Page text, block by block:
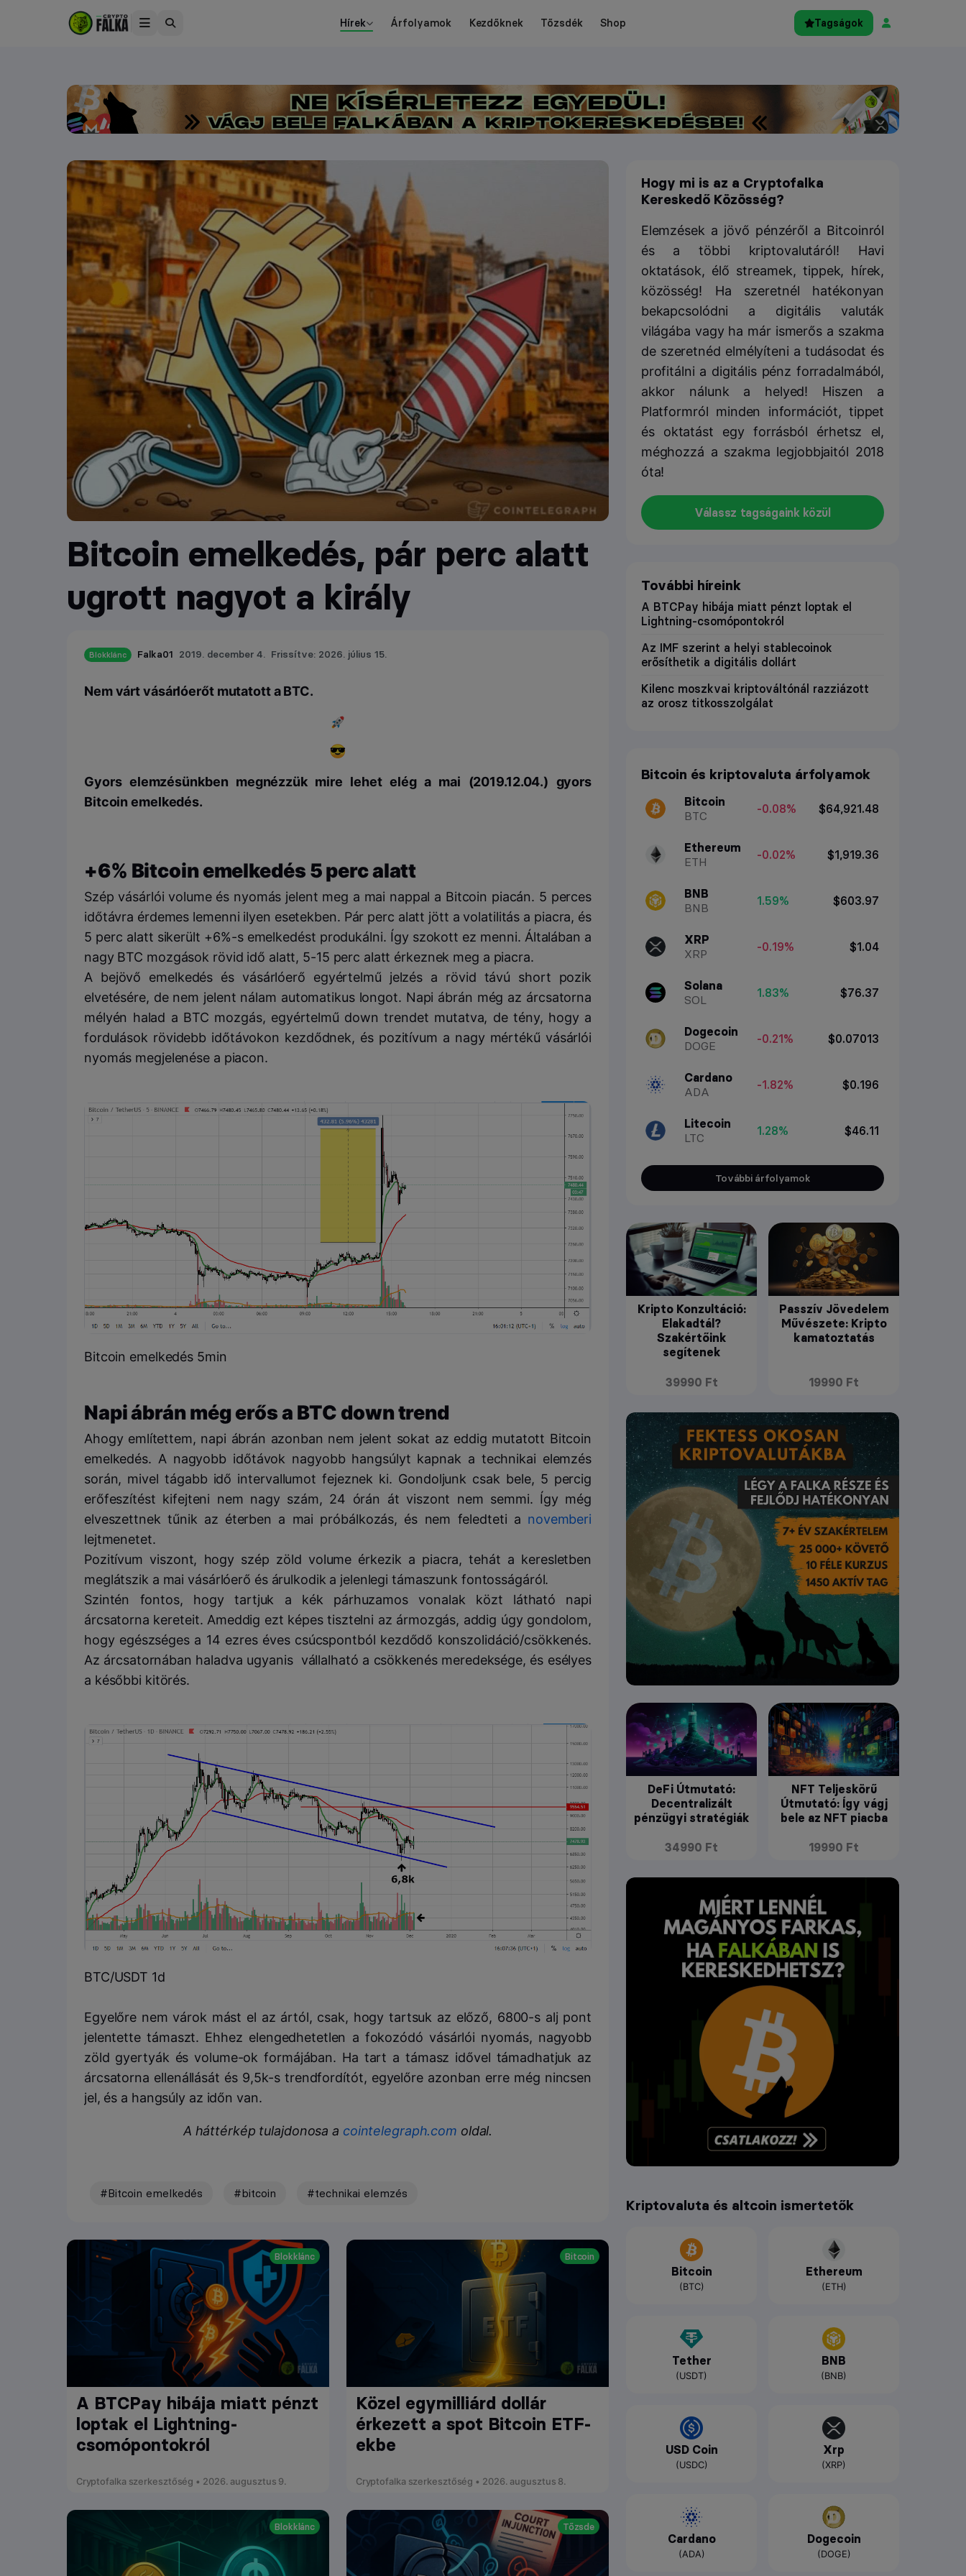
Hírek Árfolyamok Kezdőknek Tőzsdék Shop Tagságok
Bitcoin emelkedés, pár perc alatt
ugrott nagyot a király
Blokklánc Falka01 2019. december 4. Frissítve: 2026. július 15.
Nem várt vásárlóerőt mutatott a BTC.
Gyors elemzésünkben megnézzük mire lehet elég a mai (2019.12.04.) gyors
Bitcoin emelkedés.
+6% Bitcoin emelkedés 5 perc alatt
Szép vásárlói volume és nyomás jelent meg a mai nappal a Bitcoin piacán. 5 perces
időtávra érdemes lemenni ilyen esetekben. Pár perc alatt jött a volatilitás a piacra, és
5 perc alatt sikerült +6%-s emelkedést produkálni. Így szokott ez menni. Általában a
nagy BTC mozgások rövid idő alatt, 5-15 perc alatt érkeznek meg a piacra.
A bejövő emelkedés és vásárlóerő egyértelmű jelzés a rövid távú short pozik
elvetésére, de nem jelent nálam automatikus longot. Napi ábrán még az árcsatorna
mélyén halad a BTC mozgás, egyértelmű down trendet mutatva, de tény, hogy a
fordulások rövidebb időtávokon kezdődnek, és pozitívum a nagy mértékű vásárlói
nyomás megjelenése a piacon.
Bitcoin emelkedés 5min
Napi ábrán még erős a BTC down trend
Ahogy említettem, napi ábrán azonban nem jelent sokat az eddig mutatott Bitcoin
emelkedés. A nagyobb időtávok nagyobb hangsúlyt kapnak a technikai elemzés
során, mivel tágabb idő intervallumot fejeznek ki. Gondoljunk csak bele, 5 percig
erőfeszítést kifejteni nem nagy szám, 24 órán át viszont nem semmi. Így még
elveszettnek tűnik az éterben a mai próbálkozás, és nem feledteti a novemberi
lejtmenetet.
Pozitívum viszont, hogy szép zöld volume érkezik a piacra, tehát a keresletben
meglátszik a mai vásárlóerő és árulkodik a jelenlegi támaszunk fontosságáról.
Szintén fontos, hogy tartjuk a kék párhuzamos vonalak közt látható napi
árcsatorna kereteit. Ameddig ezt képes tisztelni az ármozgás, addig úgy gondolom,
hogy egészséges a 14 ezres éves csúcspontból kezdődő konszolidáció/csökkenés.
Az árcsatornában haladva ugyanis vállalható a csökkenés meredeksége, és esélyes
a későbbi kitörés.
BTC/USDT 1d
Egyelőre nem várok mást el az ártól, csak, hogy tartsuk az előző, 6800-s alj pont
jelentette támaszt. Ehhez elengedhetetlen a fokozódó vásárlói nyomás, nagyobb
zöld gyertyák és volume-ok formájában. Ha tart a támasz idővel támadhatjuk az
árcsatorna ellenállását és 9,5k-s trendfordítót, egyelőre azonban erre még nincsen
jel, és a hangsúly az időn van.
A háttérkép tulajdonosa a cointelegraph.com oldal.
#Bitcoin emelkedés #bitcoin #technikai elemzés
Blokklánc
A BTCPay hibája miatt pénzt
loptak el Lightning-
csomópontokról
Cryptofalka szerkesztőség • 2026. augusztus 9.
Bitcoin
Közel egymilliárd dollár
érkezett a spot Bitcoin ETF-
ekbe
Cryptofalka szerkesztőség • 2026. augusztus 8.
Blokklánc Tőzsde
Hogy mi is az a Cryptofalka
Kereskedő Közösség?
Elemzések a jövő pénzéről a Bitcoinról
és a többi kriptovalutáról! Havi
oktatások, élő streamek, tippek, hírek,
közösség! Ha szeretnél hatékonyan
bekapcsolódni a digitális valuták
világába vagy ha már ismerős a szakma
de szeretnéd elmélyíteni a tudásodat és
profitálni a digitális pénz forradalmából,
akkor nálunk a helyed! Hiszen a
Platformról minden információt, tippet
és oktatást egy forrásból érhetsz el,
méghozzá a szakma legjobbjaitól 2018
óta!
Válassz tagságaink közül
További híreink
A BTCPay hibája miatt pénzt loptak el
Lightning-csomópontokról
Az IMF szerint a helyi stablecoinok
erősíthetik a digitális dollárt
Kilenc moszkvai kriptováltónál razziázott
az orosz titkosszolgálat
Bitcoin és kriptovaluta árfolyamok
Bitcoin
BTC
-0.08% $64,921.48
Ethereum
ETH
-0.02% $1,919.36
BNB
BNB
1.59% $603.97
XRP
XRP
-0.19% $1.04
Solana
SOL
1.83% $76.37
Dogecoin
DOGE
-0.21% $0.07013
Cardano
ADA
-1.82% $0.196
Litecoin
LTC
1.28% $46.11
További árfolyamok
Kripto Konzultáció:
Elakadtál?
Szakértőink
segítenek
39990 Ft
Passzív Jövedelem
Művészete: Kripto
kamatoztatás
19990 Ft
DeFi Útmutató:
Decentralizált
pénzügyi stratégiák
34990 Ft
NFT Teljeskörű
Útmutató: Így vágj
bele az NFT piacba
19990 Ft
Kriptovaluta és altcoin ismertetők
Bitcoin
(BTC)
Ethereum
(ETH)
Tether
(USDT)
BNB
(BNB)
USD Coin
(USDC)
Xrp
(XRP)
Cardano
(ADA)
Dogecoin
(DOGE)